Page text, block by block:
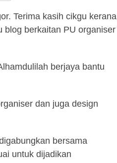
Terima kasih cikgu kerana
blog berkaitan PU organiser
berjaya bantu
dan juga design
bersama
untuk dijadikan